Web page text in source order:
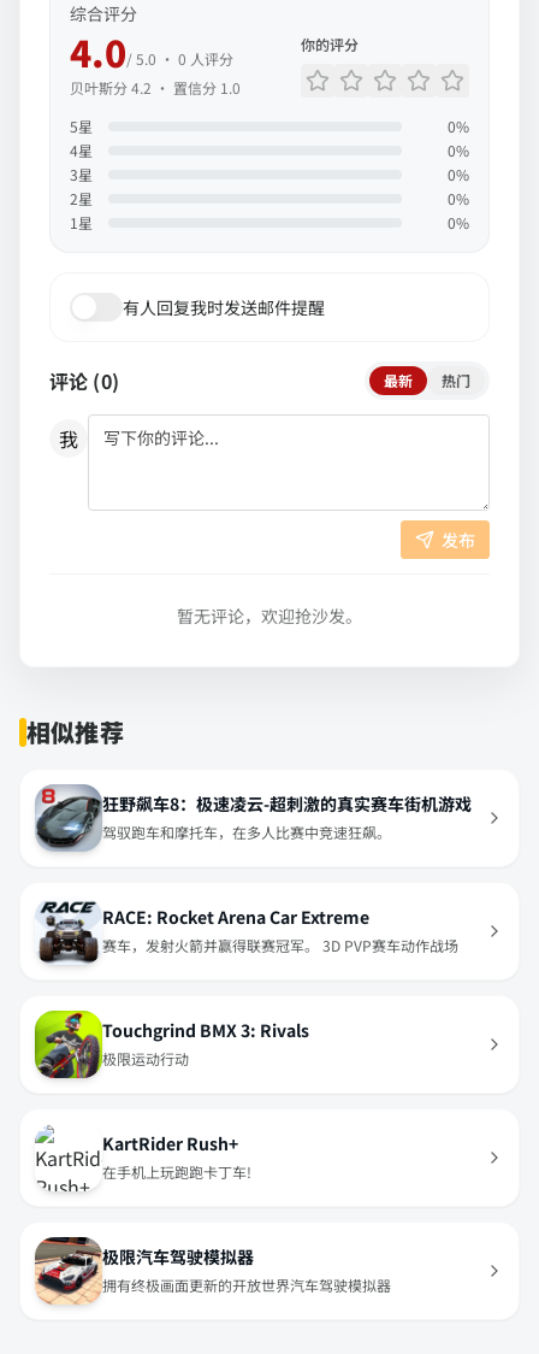
综合评分
4.0/ 5.0 · 0 人评分
贝叶斯分4.2 · 置信分 1.0
你的评分
5星 0%
4星 0%
3星 0%
2星 0%
1 星 0%
有人回复我时发送邮件提醒
评论 (0) 最新 热门
我
发布
暂无评论，欢迎抢沙发。
相似推荐
狂野飙车8：极速凌云-超刺激的真实赛车街机游戏
驾驭跑车和摩托车，在多人比赛中竞速狂飙。
RACE: Rocket Arena Car Extreme
赛车，发射火箭并赢得联赛冠军。 3D PVP赛车动作战场
Touchgrind BMX 3: Rivals
极限运动行动
KartRider Rush+
在手机上玩跑跑卡丁车!
极限汽车驾驶模拟器
拥有终极画面更新的开放世界汽车驾驶模拟器